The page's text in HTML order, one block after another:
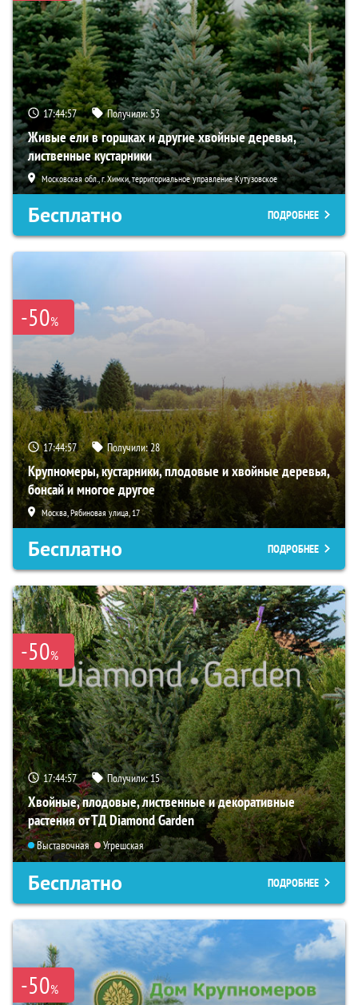
17:44:56 Получили:53
Живые ели в горшках и другие хвойные деревья,
лиственные кустарники
Московская обл., г. Химки, территориальное управление Кутузовское
Бесплатно ПОДРОБНЕЕ
-50%
17:44:56 Получили:28
Крупномеры, кустарники, плодовые и хвойные деревья,
бонсай и многое другое
Москва, Рябиновая улица, 17
Бесплатно ПОДРОБНЕЕ
-50%
17:44:56 Получили:15
Хвойные, плодовые, лиственные и декоративные
растения от ТД Diamond Garden
Выставочная Угрешская
Бесплатно ПОДРОБНЕЕ
-50%